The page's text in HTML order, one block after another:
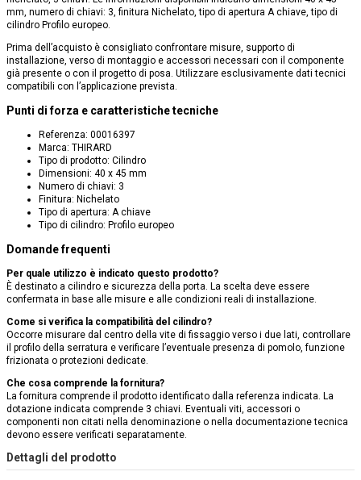
mm, numero di chiavi: 3, finitura Nichelato, tipo di apertura A chiave, tipo di
cilindro Profilo europeo.
Prima dell’acquisto è consigliato confrontare misure, supporto di
installazione, verso di montaggio e accessori necessari con il componente
già presente o con il progetto di posa. Utilizzare esclusivamente dati tecnici
compatibili con l’applicazione prevista.
Punti di forza e caratteristiche tecniche
Referenza: 00016397
Marca: THIRARD
Tipo di prodotto: Cilindro
Dimensioni: 40 x 45 mm
Numero di chiavi: 3
Finitura: Nichelato
Tipo di apertura: A chiave
Tipo di cilindro: Profilo europeo
Domande frequenti
Per quale utilizzo è indicato questo prodotto?
È destinato a cilindro e sicurezza della porta. La scelta deve essere
confermata in base alle misure e alle condizioni reali di installazione.
Come si verifica la compatibilità del cilindro?
Occorre misurare dal centro della vite di fissaggio verso i due lati, controllare
il profilo della serratura e verificare l’eventuale presenza di pomolo, funzione
frizionata o protezioni dedicate.
Che cosa comprende la fornitura?
La fornitura comprende il prodotto identificato dalla referenza indicata. La
dotazione indicata comprende 3 chiavi. Eventuali viti, accessori o
componenti non citati nella denominazione o nella documentazione tecnica
devono essere verificati separatamente.
Dettagli del prodotto